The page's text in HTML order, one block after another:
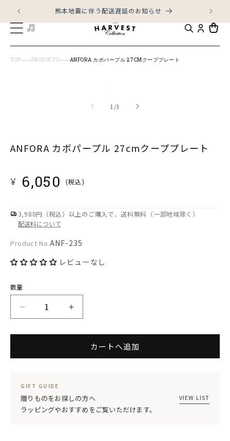
ンツに
進む
熊本地震に伴う配送遅延のお知らせ
カ
ー
TOP PRODUCTS ANFORA カボパープル 27CMクーププレート
ー
で
(1)
1 /の
3
ANFORA カボパープル 27cmクーププレート
通
格
¥ 6,050 (税込)
3,980円（税込）以上のご購入で、送料無料（一部地域除く）
配送料について
Product
No.:
Product No.ANF-235
レビューなし
数量
ANFORA
カ
ー
プ
ル
ANFORA
カ
プ
ル
カートへ追加
GIFT GUIDE
贈りものをお探しの方へ
ラッピングやおすすめをご覧いただけます。
VIEW LIST